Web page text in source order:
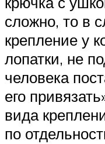
сложно, то в
крепление у
лопатки, не
человека
его
вида
по